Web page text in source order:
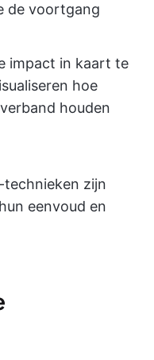
de voortgang
impact in kaart te
hoe
houden
technieken zijn
eenvoud en